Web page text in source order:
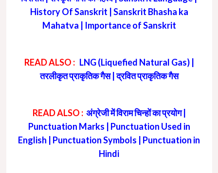
History Of Sanskrit | Sanskrit Bhasha ka
Mahatva | Importance of Sanskrit
READ ALSO : LNG (Liquefied Natural Gas) |
तरलीकृत प्राकृतिक गैस | द्रवित प्राकृतिक गैस
READ ALSO : अंग्रेजी में विराम चिन्हों का प्रयोग |
Punctuation Marks | Punctuation Used in
English | Punctuation Symbols | Punctuation in
Hindi